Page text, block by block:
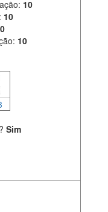
10
10
10
Sim